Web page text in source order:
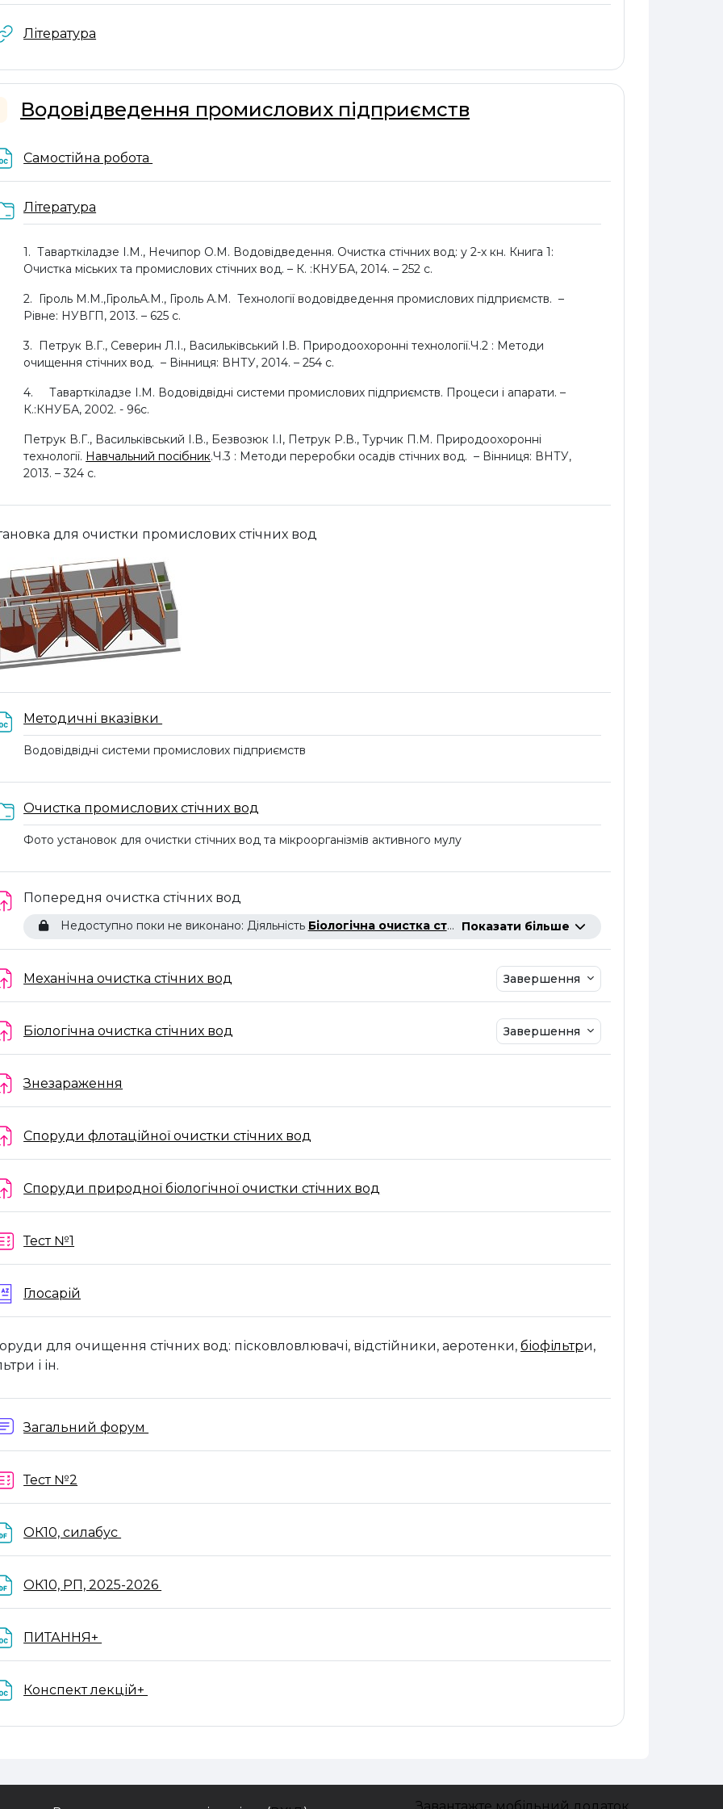
Література
Водовідведення промислових підприємств
Самостійна робота
Література
1.Таварткіладзе І.М., Нечипор О.М. Водовідведення. Очистка стічних вод: у 2-х кн. Книга 1:
Очистка міських та промислових стічних вод. – К. :КНУБА, 2014. – 252 с.
2.
Гіроль М.М.,ГірольА.М., Гіроль А.М. Технології водовідведення промислових підприємств. –
Рівне: НУВГП, 2013. – 625 с.
3.
Петрук В.Г., Северин Л.І., Васильківський І.В. Природоохоронні технології.Ч.2 : Методи
очищення стічних вод. – Вінниця: ВНТУ, 2014. – 254 с.
4.Таварткіладзе І.М. Водовідвідні системи промислових підприємств. Процеси і апарати. –
К.:КНУБА, 2002. - 96с.
Петрук В.Г., Васильківський І.В., Безвозюк І.І, Петрук Р.В., Турчик П.М. Природоохоронні
технології. Навчальний посібник.Ч.3 : Методи переробки осадів стічних вод. – Вінниця: ВНТУ,
2013. – 324 с.
для очистки промислових стічних вод
Методичні вказівки
Водовідвідні системи промислових підприємств
Очистка промислових стічних вод
Фото установок для очистки стічних вод та мікроорганізмів активного мулу
Попередня очистка стічних вод
Показати більше
Недоступно поки не виконано: Діяльність Біологічна очистка стічних вод позначена, як завершена ...
Механічна очистка стічних вод Завершення
Біологічна очистка стічних вод Завершення
Знезараження
Споруди флотаційної очистки стічних вод
Споруди природної біологічної очистки стічних вод
Тест №1
Глосарій
для очищення стічних вод: пісковловлювачі, відстійники,аеротенки,біофільтри,
і ін.
Загальний форум
Тест №2
ОК10, силабус
ОК10, РП, 2025-2026
ПИТАННЯ+
Конспект лекцій+